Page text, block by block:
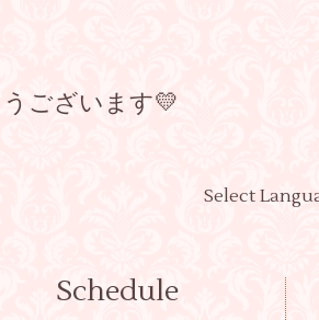
ございます💛
Select
Schedule